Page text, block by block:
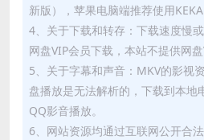
新版），苹果电脑端推荐使用
4、关于下载和转存：下载速度慢
网盘VIP会员下载，本站不提供网盘
5、关于字幕和声音：MKV的影视
盘播放是无法解析的，下载到本
QQ影音播放。
6、网站资源均通过互联网公开合